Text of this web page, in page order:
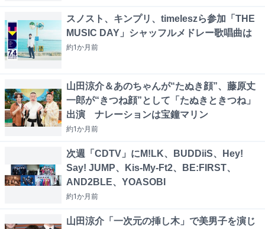
スノスト、キンプリ、timeleszら参加「THE
MUSIC DAY」シャッフルメドレー歌唱曲は
約1か月前
山田涼介＆あのちゃんが“たぬき顔”、藤原丈
一郎が“きつね顔”として「たぬきときつね」
出演 ナレーションは宝鐘マリン
約1か月前
次週「CDTV」にM!LK、BUDDiiS、Hey!
Say! JUMP、Kis-My-Ft2、BE:FIRST、
AND2BLE、YOASOBI
約1か月前
山田涼介「一次元の挿し木」で美男子を演じ